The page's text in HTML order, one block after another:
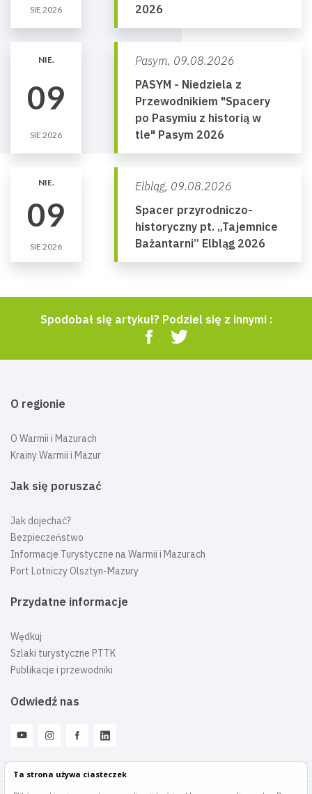
Ta strona używa ciasteczek
SIE 2026
2026
NIE.
09
SIE 2026
Pasym, 09.08.2026
PASYM - Niedziela z
Przewodnikiem "Spacery
po Pasymiu z historią w
tle" Pasym 2026
NIE.
09
SIE 2026
Elbląg, 09.08.2026
Spacer przyrodniczo-
historyczny pt. „Tajemnice
Bażantarni” Elbląg 2026
Spodobał się artykuł? Podziel się z innymi :
O regionie
O Warmii i Mazurach
Krainy Warmii i Mazur
Jak się poruszać
Jak dojechać?
Bezpieczeństwo
Informacje Turystyczne na Warmii i Mazurach
Port Lotniczy Olsztyn-Mazury
Przydatne informacje
Wędkuj
Szlaki turystyczne PTTK
Publikacje i przewodniki
Odwiedź nas